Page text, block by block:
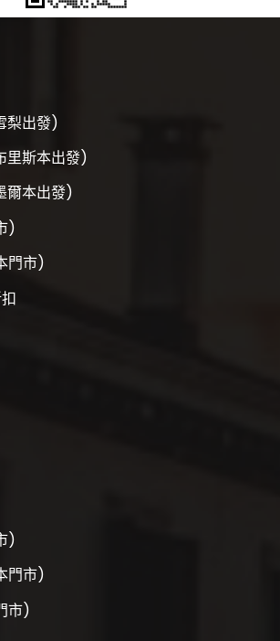
梨出發)
里斯本出發)
爾本出發)
)
門市)
)
門市)
市)